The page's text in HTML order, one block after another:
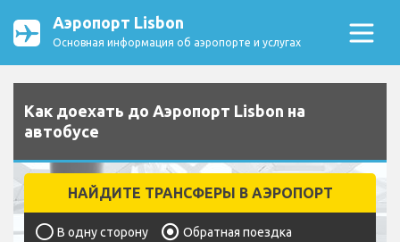
Аэропорт Lisbon
Основная информация об аэропорте и услугах
Как доехать до Аэропорт Lisbon на
автобусе
НАЙДИТЕ ТРАНСФЕРЫ В АЭРОПОРТ
В одну сторону
Обратная поездка